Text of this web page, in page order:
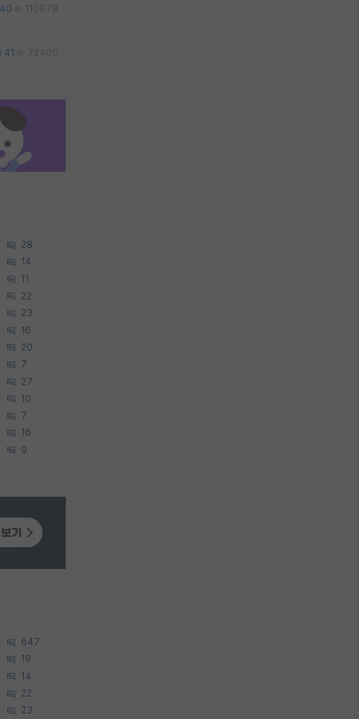
40 110978
41 72400
28
14
11
22
23
16
20
7
27
10
7
16
9
647
19
14
22
23